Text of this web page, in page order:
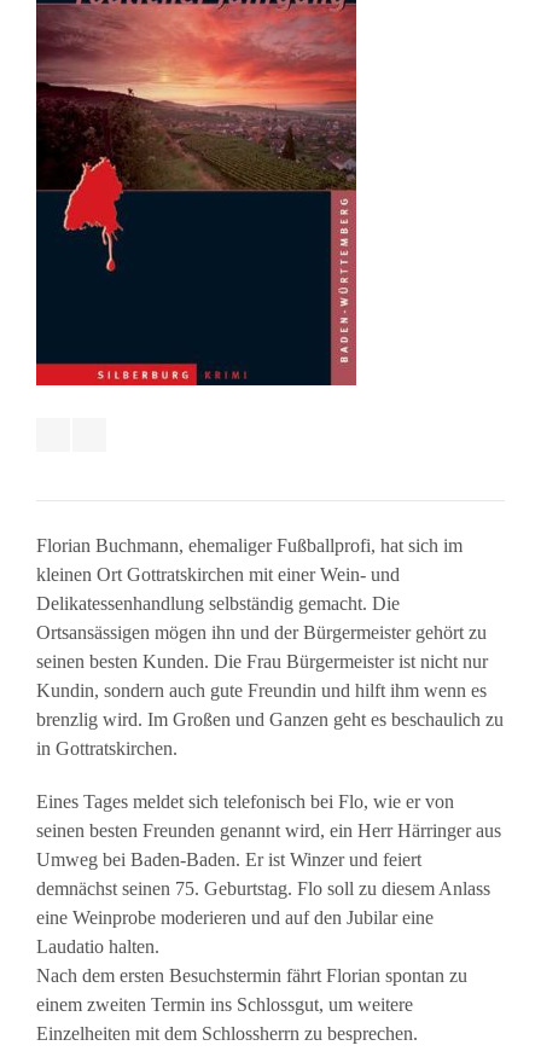
Florian Buchmann, ehemaliger Fußballprofi, hat sich im
kleinen Ort Gottratskirchen mit einer Wein- und
Delikatessenhandlung selbständig gemacht. Die
Ortsansässigen mögen ihn und der Bürgermeister gehört zu
seinen besten Kunden. Die Frau Bürgermeister ist nicht nur
Kundin, sondern auch gute Freundin und hilft ihm wenn es
brenzlig wird. Im Großen und Ganzen geht es beschaulich zu
in Gottratskirchen.
Eines Tages meldet sich telefonisch bei Flo, wie er von
seinen besten Freunden genannt wird, ein Herr Härringer aus
Umweg bei Baden-Baden. Er ist Winzer und feiert
demnächst seinen 75. Geburtstag. Flo soll zu diesem Anlass
eine Weinprobe moderieren und auf den Jubilar eine
Laudatio halten.
Nach dem ersten Besuchstermin fährt Florian spontan zu
einem zweiten Termin ins Schlossgut, um weitere
Einzelheiten mit dem Schlossherrn zu besprechen.